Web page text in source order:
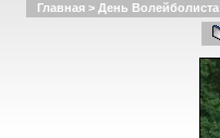
Главная > День Волейболиста